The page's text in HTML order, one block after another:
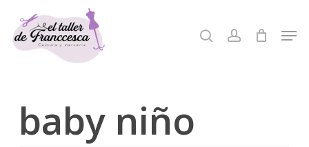
main
search account
baby niño
Close